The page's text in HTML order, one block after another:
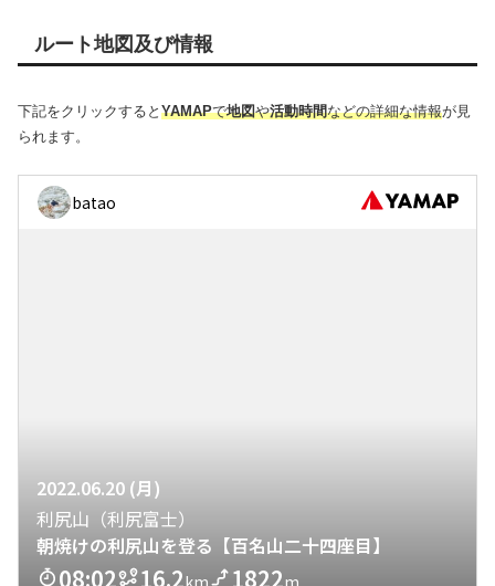
ルート地図及び情報
下記をクリックすると YAMAPで地図や活動時間などの詳細な情報が見
られます。